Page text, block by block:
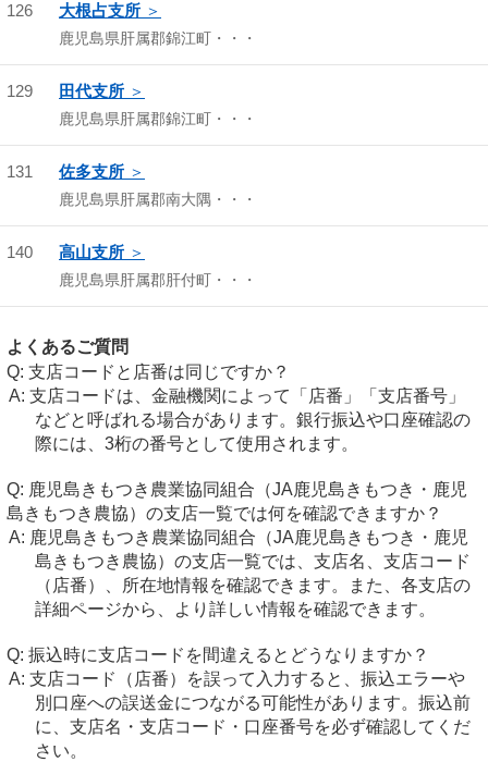
126 大根占支所
鹿児島県肝属郡錦江町・・・
129 田代支所
鹿児島県肝属郡錦江町・・・
131 佐多支所
鹿児島県肝属郡南大隅・・・
140 高山支所
鹿児島県肝属郡肝付町・・・
よくあるご質問
支店コードと店番は同じですか？
支店コードは、金融機関によって「店番」「支店番号」
などと呼ばれる場合があります。銀行振込や口座確認の
際には、3桁の番号として使用されます。
鹿児島きもつき農業協同組合（JA鹿児島きもつき・鹿児
島きもつき農協）の支店一覧では何を確認できますか？
鹿児島きもつき農業協同組合（JA鹿児島きもつき・鹿児
島きもつき農協）の支店一覧では、支店名、支店コード
（店番）、所在地情報を確認できます。また、各支店の
詳細ページから、より詳しい情報を確認できます。
振込時に支店コードを間違えるとどうなりますか？
支店コード（店番）を誤って入力すると、振込エラーや
別口座への誤送金につながる可能性があります。振込前
に、支店名・支店コード・口座番号を必ず確認してくだ
さい。